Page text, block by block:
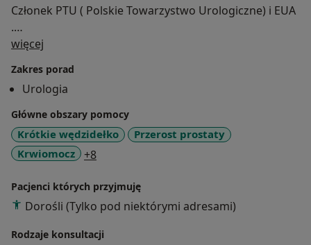
Członek PTU ( Polskie Towarzystwo Urologiczne) i EUA
.
2016 Specjalista urolog FEBU
więcej
Zakres porad
Urologia
Główne obszary pomocy
Krótkie wędzidełko
Przerost prostaty
Krwiomocz
+8a11y_sr_more_diseases
Pacjenci których przyjmuję
Dorośli (Tylko pod niektórymi adresami)
Rodzaje konsultacji